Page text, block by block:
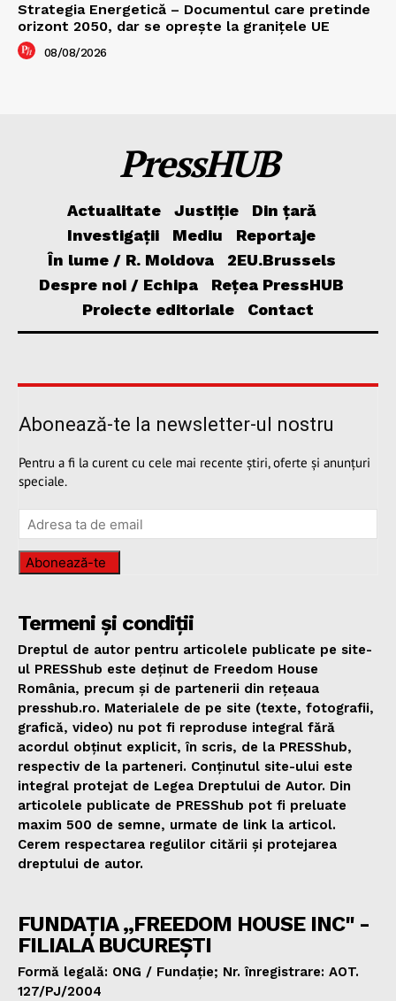
Strategia Energetică – Documentul care pretinde
orizont 2050, dar se oprește la granițele UE
08/08/2026
PressHUB
Actualitate Justiție
Din țară
Investigații
Mediu
Reportaje
În lume / R. Moldova
2EU.Brussels
Despre noi / Echipa
Rețea PressHUB
Proiecte editoriale
Contact
Abonează-te la newsletter-ul nostru
Pentru a fi la curent cu cele mai recente știri, oferte și anunțuri
speciale.
Abonează-te
Termeni și condiții
Dreptul de autor pentru articolele publicate pe site-
ul PRESShub este deținut de Freedom House
România, precum și de partenerii din rețeaua
presshub.ro. Materialele de pe site (texte, fotografii,
grafică, video) nu pot fi reproduse integral fără
acordul obținut explicit, în scris, de la PRESShub,
respectiv de la parteneri. Conținutul site-ului este
integral protejat de Legea Dreptului de Autor. Din
articolele publicate de PRESShub pot fi preluate
maxim 500 de semne, urmate de link la articol.
Cerem respectarea regulilor citării și protejarea
dreptului de autor.
FUNDAȚIA „FREEDOM HOUSE INC" -
FILIALA BUCUREȘTI
Formă legală: ONG / Fundație; Nr. înregistrare: AOT.
127/PJ/2004